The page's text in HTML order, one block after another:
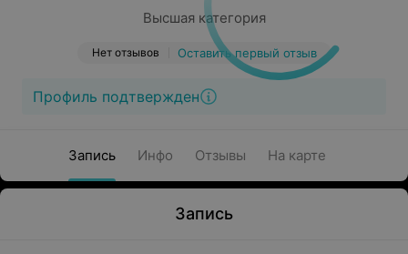
Высшая категория
Нет отзывов Оставить первый отзыв
Профиль подтвержден
Запись Инфо Отзывы На карте
Запись